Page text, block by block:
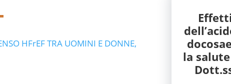
HFrEF TRA UOMINI E DONNE,
la